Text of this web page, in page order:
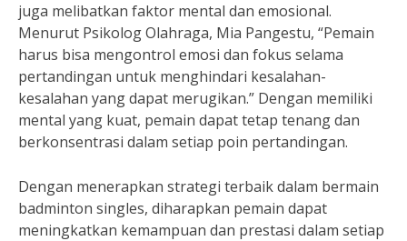
juga melibatkan faktor mental dan emosional.
Menurut Psikolog Olahraga, Mia Pangestu, “Pemain
harus bisa mengontrol emosi dan fokus selama
pertandingan untuk menghindari kesalahan-
kesalahan yang dapat merugikan.” Dengan memiliki
mental yang kuat, pemain dapat tetap tenang dan
berkonsentrasi dalam setiap poin pertandingan.
Dengan menerapkan strategi terbaik dalam bermain
badminton singles, diharapkan pemain dapat
meningkatkan kemampuan dan prestasi dalam setiap